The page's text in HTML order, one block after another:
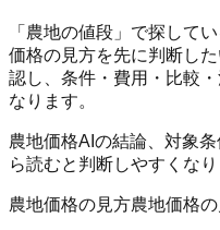
「農地の値段」で探して
価格の見方を先に判断し
認し、条件・費用・比較
なります。
農地価格AIの結論、対象
ら読むと判断しやすくなり
農地価格の見方農地価格